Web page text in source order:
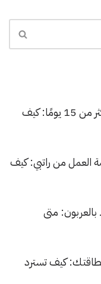
تأخر المتجر الإلكتروني في تسليم طلبك أكثر من 15 يومًا: كيف
من راتبي: كيف
متى
كيف تسترد